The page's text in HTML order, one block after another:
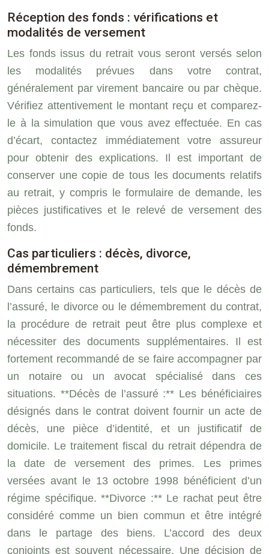
Réception des fonds : vérifications et
modalités de versement
Les fonds issus du retrait vous seront versés selon
les modalités prévues dans votre contrat,
généralement par virement bancaire ou par chèque.
Vérifiez attentivement le montant reçu et comparez-
le à la simulation que vous avez effectuée. En cas
d’écart, contactez immédiatement votre assureur
pour obtenir des explications. Il est important de
conserver une copie de tous les documents relatifs
au retrait, y compris le formulaire de demande, les
pièces justificatives et le relevé de versement des
fonds.
Cas particuliers : décès, divorce,
démembrement
Dans certains cas particuliers, tels que le décès de
l’assuré, le divorce ou le démembrement du contrat,
la procédure de retrait peut être plus complexe et
nécessiter des documents supplémentaires. Il est
fortement recommandé de se faire accompagner par
un notaire ou un avocat spécialisé dans ces
situations. **Décès de l’assuré :** Les bénéficiaires
désignés dans le contrat doivent fournir un acte de
décès, une pièce d’identité, et un justificatif de
domicile. Le traitement fiscal du retrait dépendra de
la date de versement des primes. Les primes
versées avant le 13 octobre 1998 bénéficient d’un
régime spécifique. **Divorce :** Le rachat peut être
considéré comme un bien commun et être intégré
dans le partage des biens. L’accord des deux
conjoints est souvent nécessaire. Une décision de